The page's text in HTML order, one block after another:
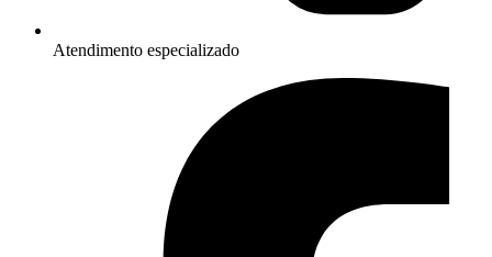
Atendimento especializado